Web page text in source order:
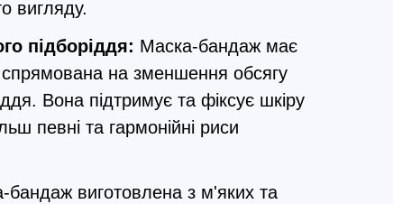
вигляду.
підборіддя: Маска-бандаж має
спрямована на зменшення обсягу
Вона підтримує та фіксує шкіру
певні та гармонійні риси
бандаж виготовлена з м'яких та